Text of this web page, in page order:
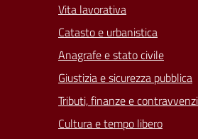
Vita lavorativa
Catasto e urbanistica
Anagrafe e stato civile
Giustizia e sicurezza pubblica
Tributi, finanze e
Cultura e tempo libero